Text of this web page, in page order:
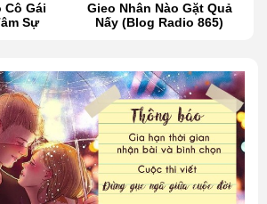
Cô Gái
Sự
Gieo Nhân Nào Gặt Quả
Nấy (Blog Radio 865)